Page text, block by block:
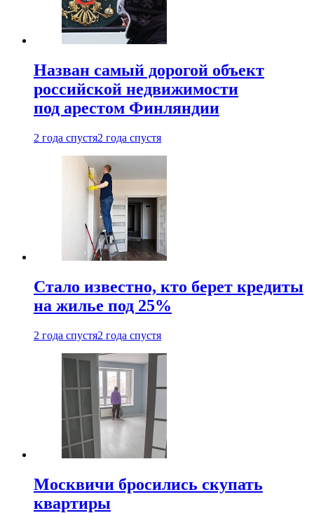
Назван самый дорогой объект
российской недвижимости
под арестом Финляндии
2 года спустя2 года спустя
Стало известно, кто берет кредиты
на жилье под 25%
2 года спустя2 года спустя
Москвичи бросились скупать
квартиры